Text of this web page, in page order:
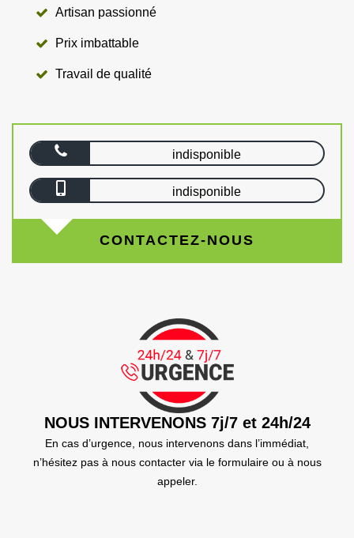
Artisan passionné
Prix imbattable
Travail de qualité
indisponible
indisponible
CONTACTEZ-NOUS
NOUS INTERVENONS 7j/7 et 24h/24
En cas d’urgence, nous intervenons dans l’immédiat,
n’hésitez pas à nous contacter via le formulaire ou à nous
appeler.